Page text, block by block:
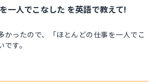
一人でこなした を英語で教えて!
かったので、「ほとんどの仕事を一人でこ
す。